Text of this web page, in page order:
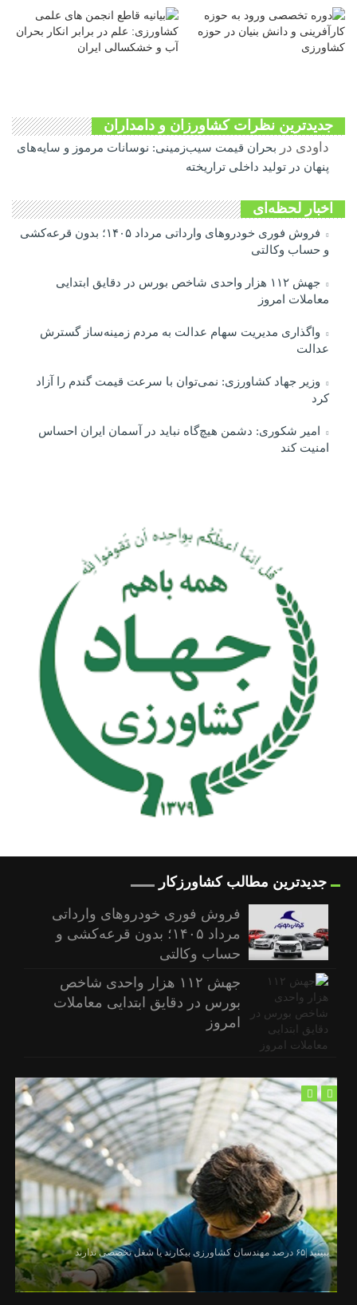
جدیدترین نظرات کشاورزان و دامداران
داودی در
بحران قیمت سیب‌زمینی: نوسانات مرموز و سایه‌های
پنهان در تولید داخلی تراریخته
اخبار لحظه‌ای
فروش فوری خودروهای وارداتی مرداد ۱۴۰۵؛ بدون قرعه‌کشی
و حساب وکالتی
جهش ۱۱۲ هزار واحدی شاخص بورس در دقایق ابتدایی
معاملات امروز
واگذاری مدیریت سهام عدالت به مردم زمینه‌ساز گسترش
عدالت
وزیر جهاد کشاورزی: نمی‌توان با سرعت قیمت گندم را آزاد
کرد
امیر شکوری: دشمن هیچ‌گاه نباید در آسمان ایران احساس
امنیت کند
جدیدترین مطالب کشاورزکار
فروش فوری خودروهای وارداتی
مرداد ۱۴۰۵؛ بدون قرعه‌کشی و
حساب وکالتی
جهش ۱۱۲ هزار واحدی شاخص
بورس در دقایق ابتدایی معاملات
امروز
ببینید |۶۵ درصد مهندسان کشاورزی بیکارند یا شغل تخصصی ندارند